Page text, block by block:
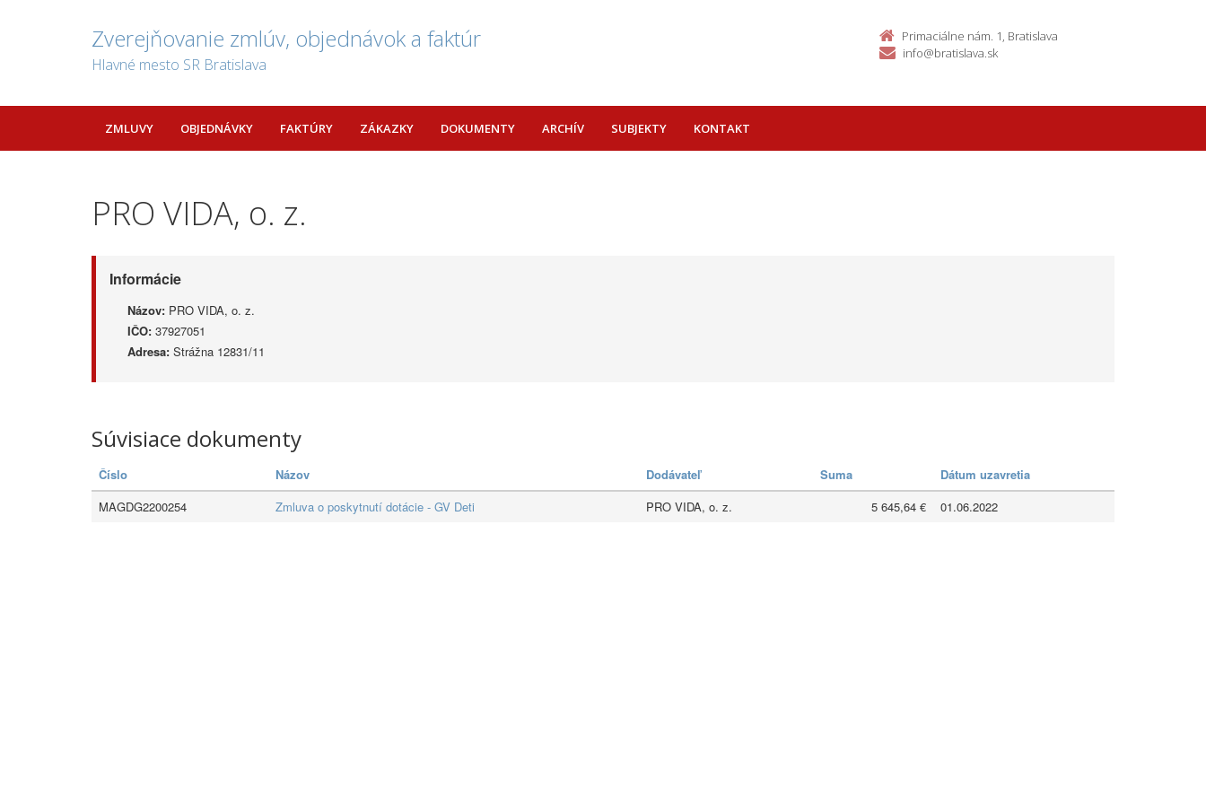
Zverejňovanie zmlúv, objednávok a faktúr
Hlavné mesto SR Bratislava
Primaciálne nám. 1, Bratislava
info@bratislava.sk
ZMLUVY OBJEDNÁVKY FAKTÚRY ZÁKAZKY DOKUMENTY ARCHÍV SUBJEKTY KONTAKT
PRO VIDA, o. z.
Informácie
Názov: PRO VIDA, o. z.
IČO: 37927051
Adresa: Strážna 12831/11
Súvisiace dokumenty
Číslo Názov Dodávateľ Suma
Dátum uzavretia
MAGDG2200254
Zmluva o poskytnutí dotácie - GV Deti PRO VIDA, o. z. 5 645,64 € 01.06.2022